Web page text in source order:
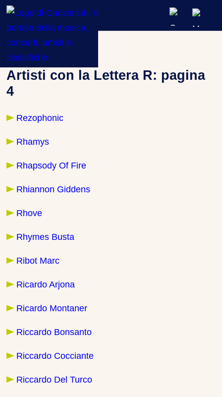
ARTISTI & BAND
CLASSIFICHE MUSICALI
Artisti » Lettera R
Artisti con la Lettera R: pagina
4
Rezophonic
Rhamys
Rhapsody Of Fire
Rhiannon Giddens
Rhove
Rhymes Busta
Ribot Marc
Ricardo Arjona
Ricardo Montaner
Riccardo Bonsanto
Riccardo Cocciante
Riccardo Del Turco